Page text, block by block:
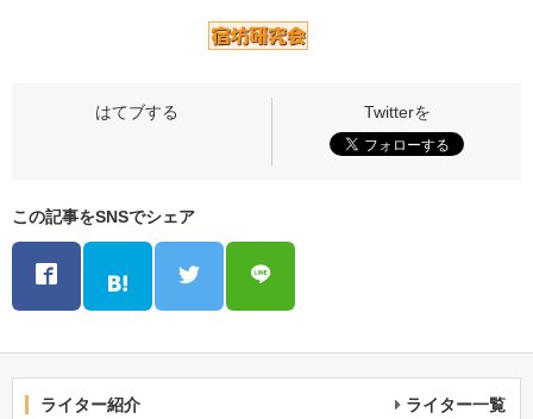
この記事をSNSでシェア
ライター紹介 ライター一覧